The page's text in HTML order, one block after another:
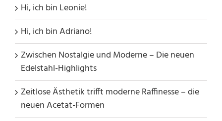
Hi, ich bin Leonie!
Hi, ich bin Adriano!
Zwischen Nostalgie und Moderne – Die neuen
Edelstahl-Highlights
Zeitlose Ästhetik trifft moderne Raffinesse – die
neuen Acetat-Formen